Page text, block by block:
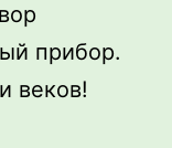
прибор.
веков!